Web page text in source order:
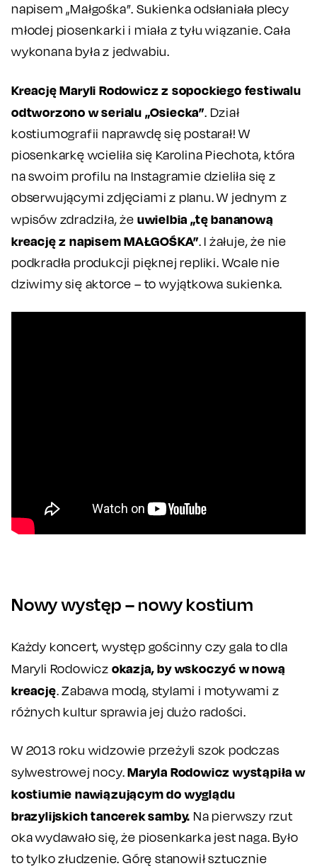
napisem „Małgośka”. Sukienka odsłaniała plecy
młodej piosenkarki i miała z tyłu wiązanie. Cała
wykonana była z jedwabiu.
Kreację Maryli Rodowicz z sopockiego festiwalu
odtworzono w serialu „Osiecka”. Dział
kostiumografii naprawdę się postarał! W
piosenkarkę wcieliła się Karolina Piechota, która
na swoim profilu na Instagramie dzieliła się z
obserwującymi zdjęciami z planu. W jednym z
wpisów zdradziła, że uwielbia „tę bananową
kreację z napisem MAŁGOŚKA”. I żałuje, że nie
podkradła produkcji pięknej repliki. Wcale nie
dziwimy się aktorce – to wyjątkowa sukienka.
Nowy występ – nowy kostium
Każdy koncert, występ gościnny czy gala to dla
Maryli Rodowicz okazja, by wskoczyć w nową
kreację. Zabawa modą, stylami i motywami z
różnych kultur sprawia jej dużo radości.
W 2013 roku widzowie przeżyli szok podczas
sylwestrowej nocy.Maryla Rodowicz wystąpiła w
kostiumie nawiązującym do wyglądu
brazylijskich tancerek samby. Na pierwszy rzut
oka wydawało się, że piosenkarka jest naga. Było
to tylko złudzenie. Górę stanowił sztucznie